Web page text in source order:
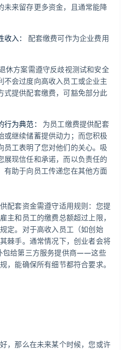
未来留存更多资金，且通常能降
入：
配套缴费可作为企业费用
休方案需遵守反歧视测试和安全
不会过度向高收入员工或企业主
式提供配套缴费，可豁免部分此
为典范：
为员工缴费提供配套
或继续储蓄提供动力；而您积极
员工表明了您对他们的关心。吸
展现信任和承诺，而以负责任的
有助于向员工传递您在其他方面
配套资金需遵守适用规则：您提
主和员工的缴费总额超过上限，
定。对于高收入员工（如创始
棘手。通常情况下，创业者会将
包给第三方服务提供商——这些
，能确保所有细节都符合要求。
，那么在未来某个时候，您或许
English